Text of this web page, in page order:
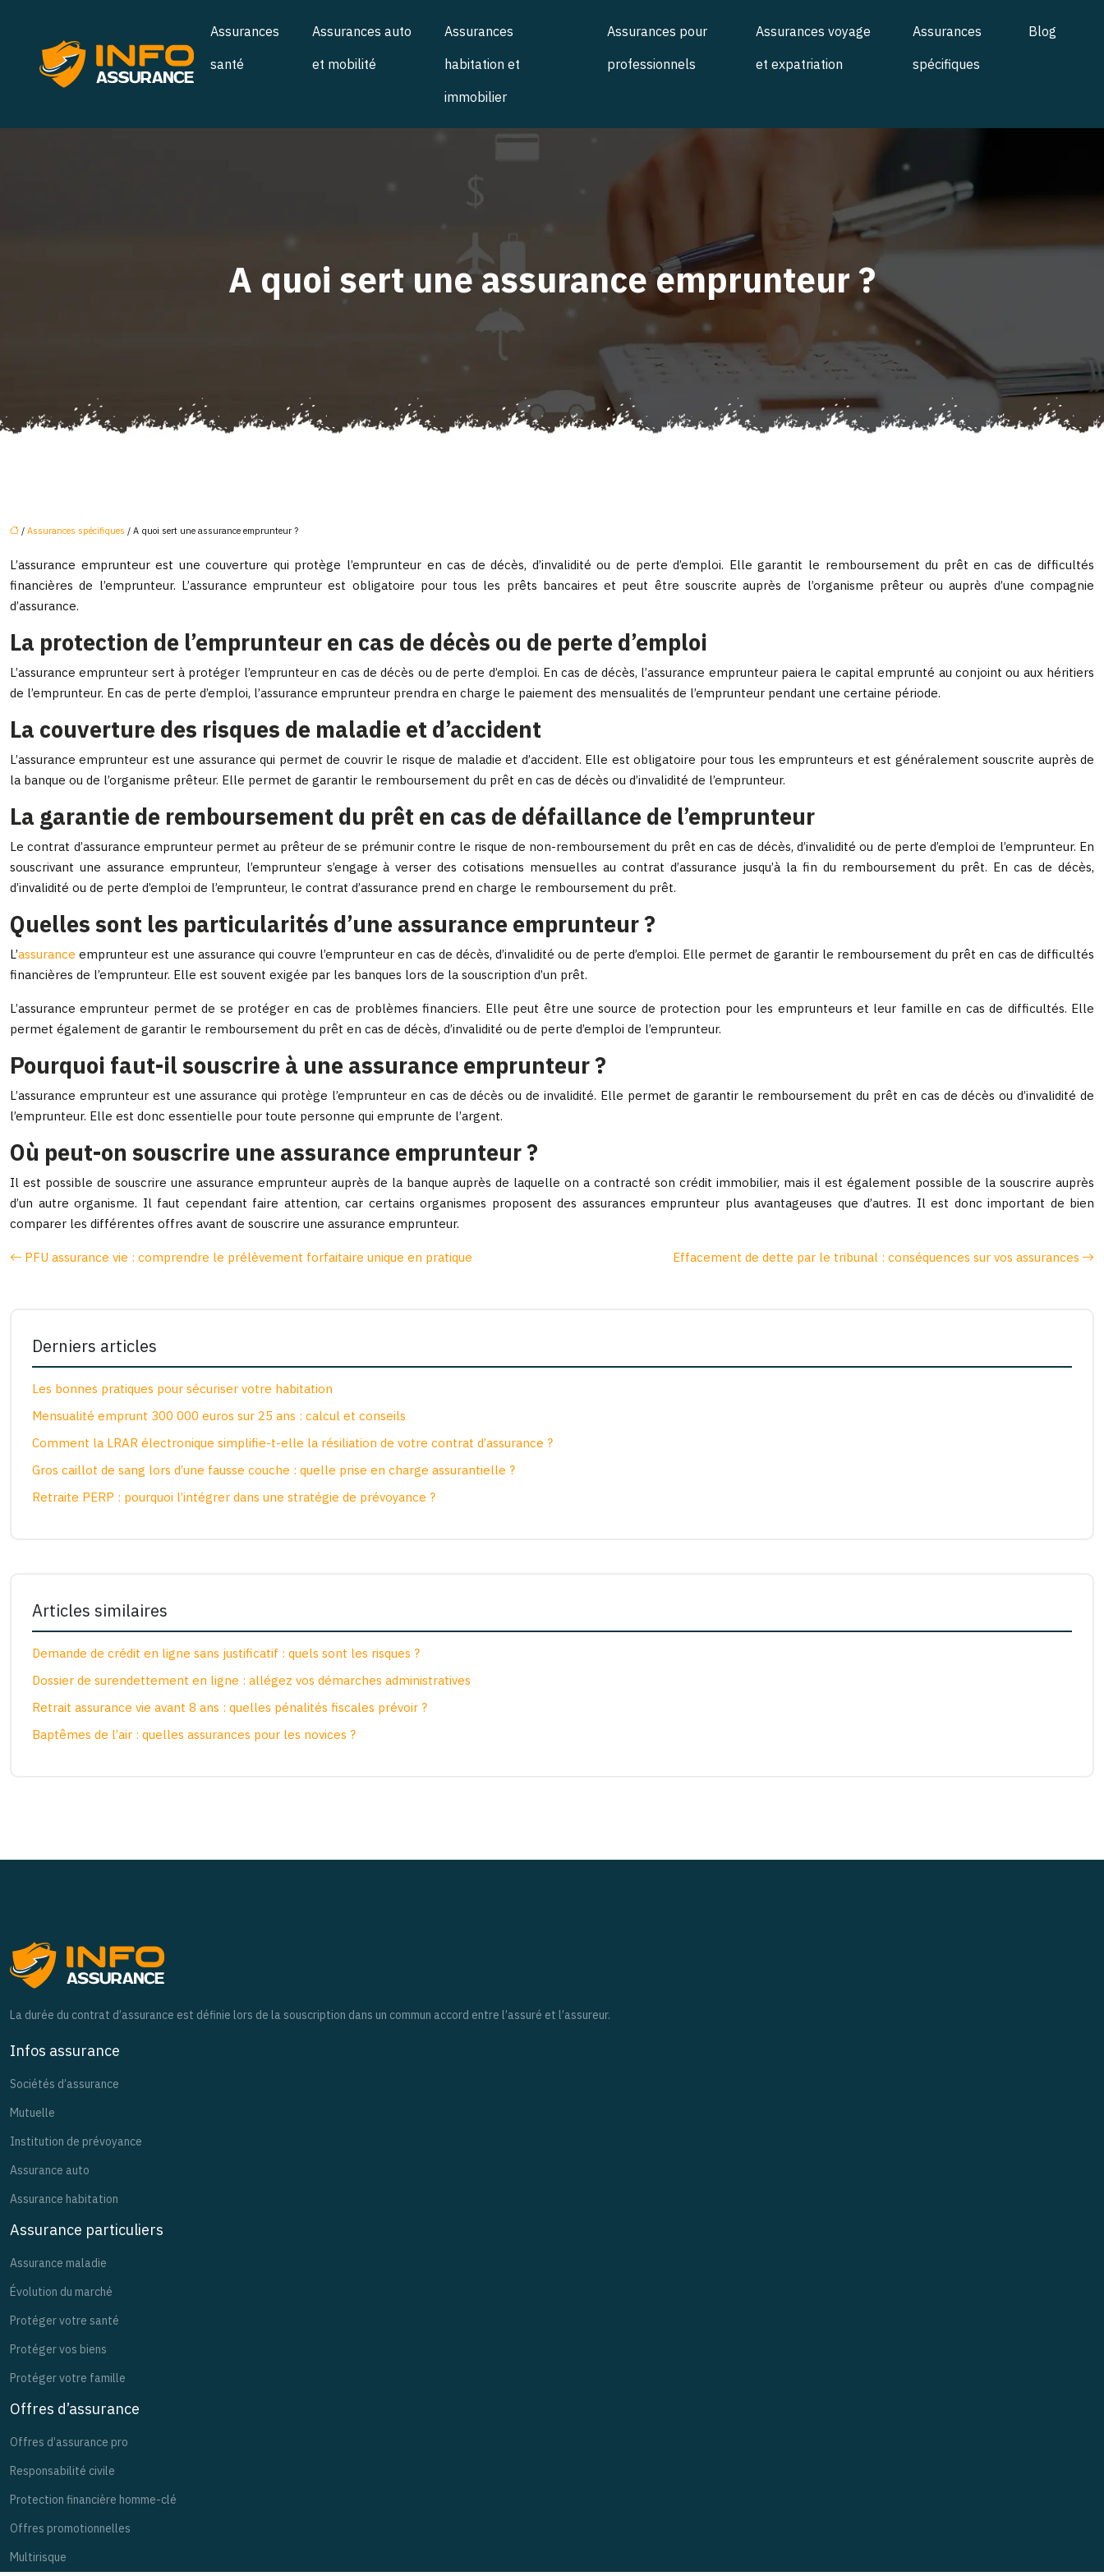
Assurances
santé
Assurances auto
et mobilité
Assurances
habitation et
immobilier
Assurances pour
professionnels
Assurances voyage
et expatriation
Assurances
spécifiques
Blog
A quoi sert une assurance emprunteur ?
/ Assurances spécifiques / A quoi sert une assurance emprunteur ?
L’assurance emprunteur est une couverture qui protège l’emprunteur en cas de décès, d’invalidité ou de perte d’emploi. Elle garantit le remboursement du prêt en cas de difficultés
financières de l’emprunteur. L’assurance emprunteur est obligatoire pour tous les prêts bancaires et peut être souscrite auprès de l’organisme prêteur ou auprès d’une compagnie
d’assurance.
La protection de l’emprunteur en cas de décès ou de perte d’emploi
L’assurance emprunteur sert à protéger l’emprunteur en cas de décès ou de perte d’emploi. En cas de décès, l’assurance emprunteur paiera le capital emprunté au conjoint ou aux héritiers
de l’emprunteur. En cas de perte d’emploi, l’assurance emprunteur prendra en charge le paiement des mensualités de l’emprunteur pendant une certaine période.
La couverture des risques de maladie et d’accident
L’assurance emprunteur est une assurance qui permet de couvrir le risque de maladie et d’accident. Elle est obligatoire pour tous les emprunteurs et est généralement souscrite auprès de
la banque ou de l’organisme prêteur. Elle permet de garantir le remboursement du prêt en cas de décès ou d’invalidité de l’emprunteur.
La garantie de remboursement du prêt en cas de défaillance de l’emprunteur
Le contrat d’assurance emprunteur permet au prêteur de se prémunir contre le risque de non-remboursement du prêt en cas de décès, d’invalidité ou de perte d’emploi de l’emprunteur. En
souscrivant une assurance emprunteur, l’emprunteur s’engage à verser des cotisations mensuelles au contrat d’assurance jusqu’à la fin du remboursement du prêt. En cas de décès,
d’invalidité ou de perte d’emploi de l’emprunteur, le contrat d’assurance prend en charge le remboursement du prêt.
Quelles sont les particularités d’une assurance emprunteur ?
L’assurance emprunteur est une assurance qui couvre l’emprunteur en cas de décès, d’invalidité ou de perte d’emploi. Elle permet de garantir le remboursement du prêt en cas de difficultés
financières de l’emprunteur. Elle est souvent exigée par les banques lors de la souscription d’un prêt.
L’assurance emprunteur permet de se protéger en cas de problèmes financiers. Elle peut être une source de protection pour les emprunteurs et leur famille en cas de difficultés. Elle
permet également de garantir le remboursement du prêt en cas de décès, d’invalidité ou de perte d’emploi de l’emprunteur.
Pourquoi faut-il souscrire à une assurance emprunteur ?
L’assurance emprunteur est une assurance qui protège l’emprunteur en cas de décès ou de invalidité. Elle permet de garantir le remboursement du prêt en cas de décès ou d’invalidité de
l’emprunteur. Elle est donc essentielle pour toute personne qui emprunte de l’argent.
Où peut-on souscrire une assurance emprunteur ?
Il est possible de souscrire une assurance emprunteur auprès de la banque auprès de laquelle on a contracté son crédit immobilier, mais il est également possible de la souscrire auprès
d’un autre organisme. Il faut cependant faire attention, car certains organismes proposent des assurances emprunteur plus avantageuses que d’autres. Il est donc important de bien
comparer les différentes offres avant de souscrire une assurance emprunteur.
PFU assurance vie : comprendre le prélèvement forfaitaire unique en pratique Effacement de dette par le tribunal : conséquences sur vos assurances
Derniers articles
Les bonnes pratiques pour sécuriser votre habitation
Mensualité emprunt 300 000 euros sur 25 ans : calcul et conseils
Comment la LRAR électronique simplifie-t-elle la résiliation de votre contrat d’assurance ?
Gros caillot de sang lors d’une fausse couche : quelle prise en charge assurantielle ?
Retraite PERP : pourquoi l’intégrer dans une stratégie de prévoyance ?
Articles similaires
Demande de crédit en ligne sans justificatif : quels sont les risques ?
Dossier de surendettement en ligne : allégez vos démarches administratives
Retrait assurance vie avant 8 ans : quelles pénalités fiscales prévoir ?
Baptêmes de l’air : quelles assurances pour les novices ?
La durée du contrat d’assurance est définie lors de la souscription dans un commun accord entre l’assuré et l’assureur.
Infos assurance
Sociétés d’assurance
Mutuelle
Institution de prévoyance
Assurance auto
Assurance habitation
Assurance particuliers
Assurance maladie
Évolution du marché
Protéger votre santé
Protéger vos biens
Protéger votre famille
Offres d’assurance
Offres d’assurance pro
Responsabilité civile
Protection financière homme-clé
Offres promotionnelles
Multirisque